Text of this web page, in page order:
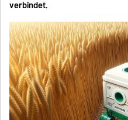
verbindet.